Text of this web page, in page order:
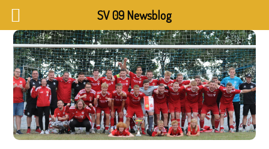
SV 09 Newsblog